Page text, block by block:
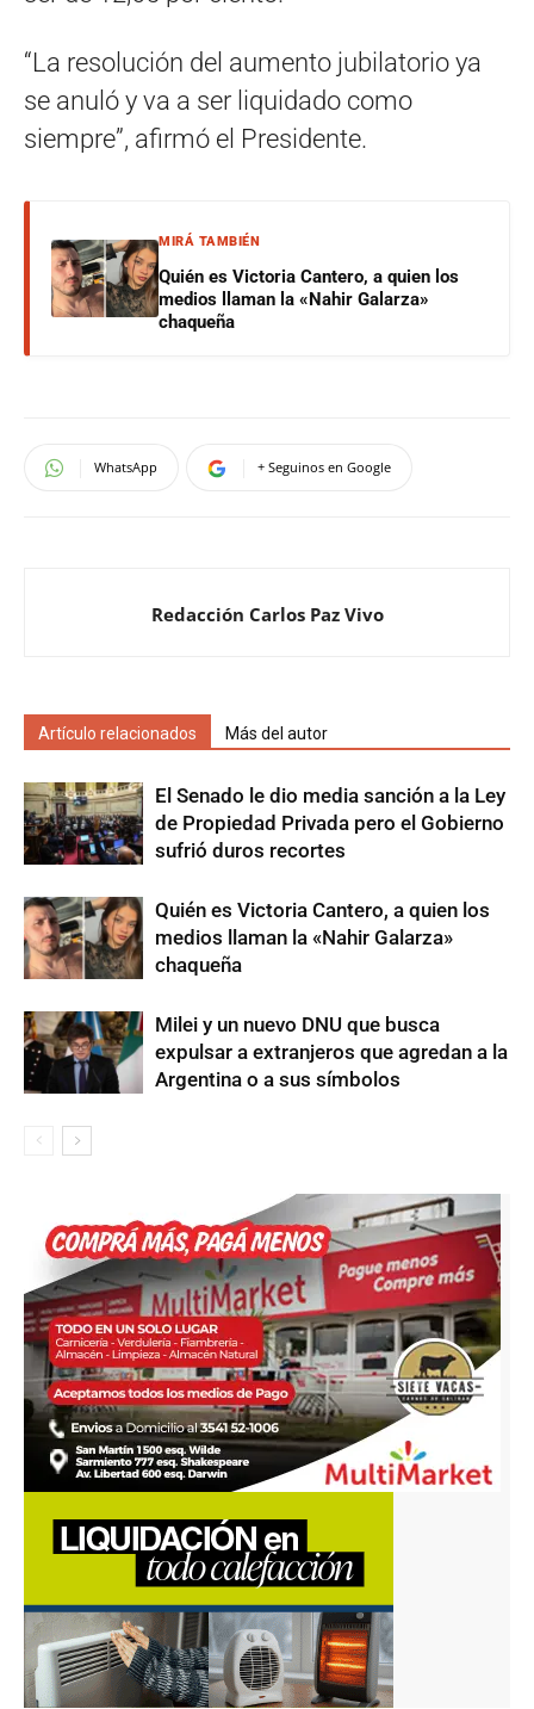
“La resolución del aumento jubilatorio ya
se anuló y va a ser liquidado como
siempre”, afirmó el Presidente.
MIRÁ TAMBIÉN
Quién es Victoria Cantero, a quien los
medios llaman la «Nahir Galarza»
chaqueña
WhatsApp + Seguinos en Google
Redacción Carlos Paz Vivo
Artículo relacionados Más del autor
El Senado le dio media sanción a la Ley
de Propiedad Privada pero el Gobierno
sufrió duros recortes
Quién es Victoria Cantero, a quien los
medios llaman la «Nahir Galarza»
chaqueña
Milei y un nuevo DNU que busca
expulsar a extranjeros que agredan a la
Argentina o a sus símbolos